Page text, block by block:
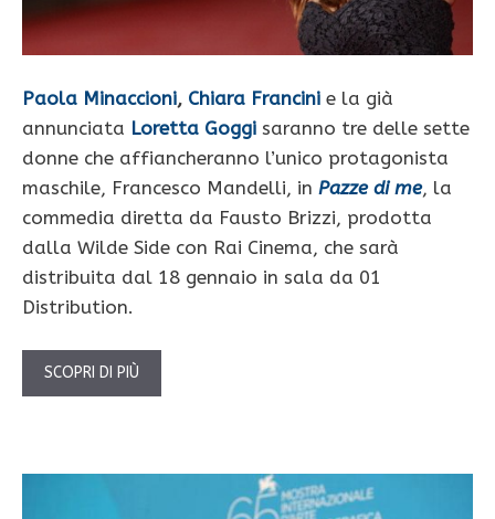
Paola Minaccioni, Chiara Francini e la già
annunciata Loretta Goggi saranno tre delle sette
donne che affiancheranno l’unico protagonista
maschile, Francesco Mandelli, in Pazze di me, la
commedia diretta da Fausto Brizzi, prodotta
dalla Wilde Side con Rai Cinema, che sarà
distribuita dal 18 gennaio in sala da 01
Distribution.
SCOPRI DI PIÙ